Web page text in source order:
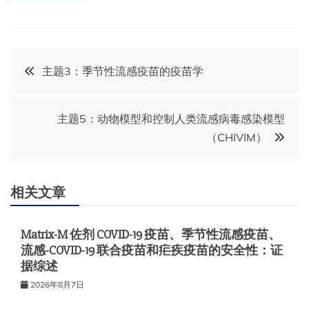
文
主题3：季节性流感疫苗的疫苗学
主题5：动物模型和控制人类流感病毒感染模型
（CHIVIM）
相关文章
Matrix-M 佐剂 COVID-19 疫苗、季节性流感疫苗、
流感-COVID-19 联合疫苗和疟疾疫苗的安全性：证
据综述
2026年8月7日